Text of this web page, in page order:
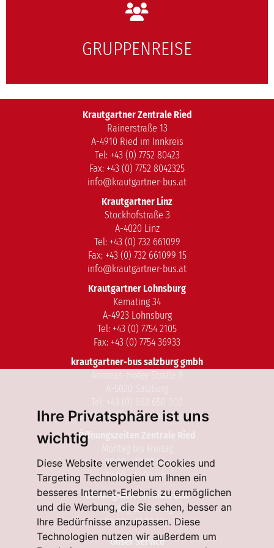
Ihre Privatsphäre ist uns
wichtig
Diese Website verwendet Cookies und
Targeting Technologien um Ihnen ein
besseres Internet-Erlebnis zu ermöglichen
und die Werbung, die Sie sehen, besser an
Ihre Bedürfnisse anzupassen. Diese
Technologien nutzen wir außerdem um
GRUPPENREISE
Krautgartner Zentrale Ried
Rainerstraße 13
A-4910 Ried im Innkreis
Tel: +43 (0) 7752 80423
Fax: +43 (0) 7752 8042325
info@krautgartner-bus.at
Krautgartner Linz
Stockhofstraße 3
A-4020 Linz
Tel: +43 (0) 732 661099
Fax: +43 (0) 732 661099 15
info@krautgartner-bus.at
Krautgartner Lohnsburg
Kemating 34
A-4923 Lohnsburg
Tel: +43 (0) 7754 2105
Fax: +43 (0) 7754 36933
krautgartner-bus salzburg gmbh
salzburg@krautgartner-bus.at
Öffnungszeiten Zentrale Ried
Montag bis Freitag
08:00 - 12:00 Uhr
13:00 - 17:00 Uhr
Öffnungszeiten Filiale Linz
Montag bis Freitag
08:00 - 12:00 Uhr
Unser Service